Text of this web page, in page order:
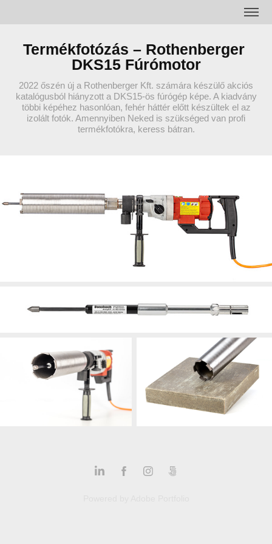
Termékfotózás – Rothenberger
DKS15 Fúrómotor
2022 őszén új a Rothenberger Kft. számára készülő akciós
katalógusból hiányzott a DKS15-ös fúrógép képe. A kiadvány
többi képéhez hasonlóan, fehér háttér előtt készültek el az
izolált fotók. Amennyiben Neked is szükséged van profi
termékfotókra, keress bátran.